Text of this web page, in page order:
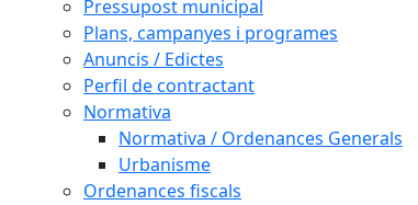
Pressupost municipal
Plans, campanyes i programes
Anuncis / Edictes
Perfil de contractant
Normativa
Normativa / Ordenances Generals
Urbanisme
Ordenances fiscals